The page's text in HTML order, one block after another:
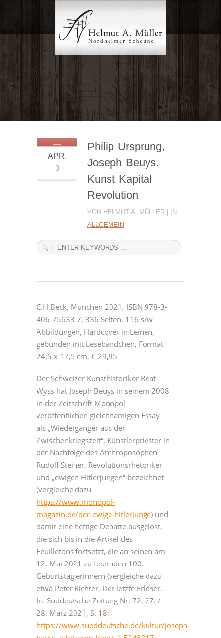
APR.
3
Philip Ursprung,
Joseph Beuys.
Kunst Kapital
Revolution
VON HELMUT A. MÜLLER | IN
ALLGEMEIN
C.H.Beck, München 2021, ISBN 978-3-
406-75633-7, 336 Seiten, 116 s/w
Abbildungen, Hardcover in Leinen,
gebunden mit Lesebändchen, Format
24,5 x 17,5 cm, € 29,95
Der Schweizer Kunsthistoriker Beat
Wyss hat Joseph Beuys in seinem 2008
in der Zeitschrift Monopol
veröffentlichen gleichnamigen Essay
als „Wiedergänger aus der
Zwischenkriegszeit“, Künstlerpriester in
der Nachfolge des Anthroposophen
Rudolf Steiner, Revolutionsrhetoriker
und „ewigen Hitlerjungen“ bezeichnet
(vergleiche dazu
https://www.monopol-
magazin.de/der-ewige-hitlerjunge) und
damit eine heftige Debatte ausgelöst,
die sich bis in die Artikel des
Feuilletons fortsetzt, die an seinen am
12. Mai 2021 zu feiernden 100.
Geburtstag erinnern (vergleiche dazu
etwa Peter Richter, Der letzte Erlöser.
In: Süddeutsche Zeitung Nr. 72, 27. /
28. März 2021, S. 18:
https://www.sueddeutsche.de/kultur/joseph-